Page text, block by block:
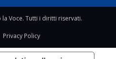
Voce. Tutti i diritti riservati.
Privacy Policy